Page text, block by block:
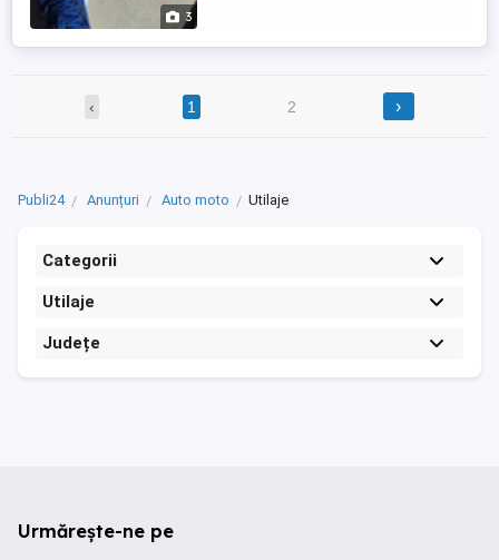
3
‹ 1 2 ›
Publi24 Anunțuri Auto moto Utilaje
Categorii
Utilaje
Județe
Urmărește-ne pe